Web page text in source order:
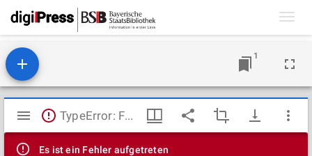
1
Mirador
Viewer
TypeError: Failed to fetch
Es ist ein Fehler aufgetreten